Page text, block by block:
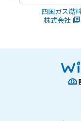
四国ガス燃
株式会社